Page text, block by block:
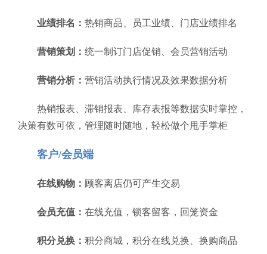
业绩排名： 热销商品、员工业绩、门店业绩排名
营销策划： 统一制订门店促销、会员营销活动
营销分析： 营销活动执行情况及效果数据分析
热销报表、滞销报表、库存表报等数据实时掌控，
决策有数可依，管理随时随地，轻松做个甩手掌柜
客户/会员端
在线购物： 顾客离店仍可产生交易
会员充值： 在线充值，锁客留客，回笼资金
积分兑换： 积分商城，积分在线兑换、换购商品